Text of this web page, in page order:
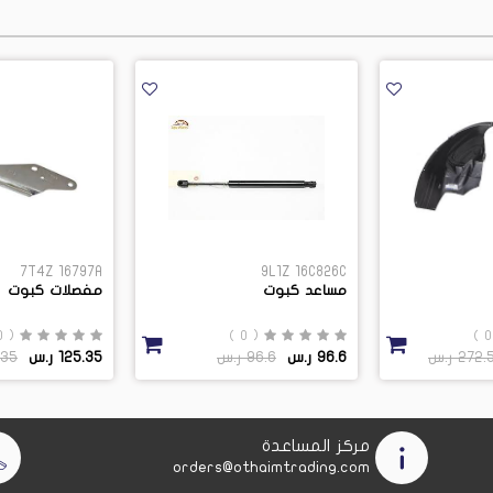
7T4Z 16797A
مفصلات كبوت
( 0 )
125.35 ر.س
9L1Z 16C826C
مساعد كبوت
( 0 )
96.6 ر.س 96.6 ر.س ر.س
مركز المساعدة
orders@othaimtrading.com